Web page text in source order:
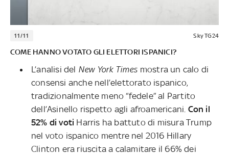
11/11 Sky TG24
COME HANNO VOTATO GLI ELETTORI ISPANICI?
L’analisi del New York Times mostra un calo di
consensi anche nell’elettorato ispanico,
tradizionalmente meno “fedele” al Partito
dell’Asinello rispetto agli afroamericani. Con il
52% di voti Harris ha battuto di misura Trump
nel voto ispanico mentre nel 2016 Hillary
Clinton era riuscita a calamitare il 66% dei